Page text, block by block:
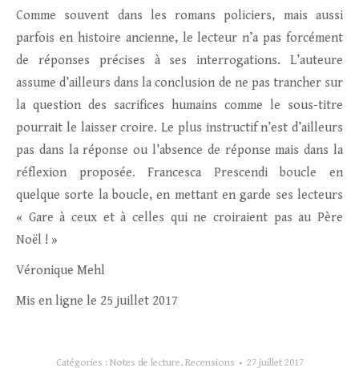
Comme souvent dans les romans policiers, mais aussi
parfois en histoire ancienne, le lecteur n’a pas forcément
de réponses précises à ses interrogations. L’auteure
assume d’ailleurs dans la conclusion de ne pas trancher sur
la question des sacrifices humains comme le sous-titre
pourrait le laisser croire. Le plus instructif n’est d’ailleurs
pas dans la réponse ou l’absence de réponse mais dans la
réflexion proposée. Francesca Prescendi boucle en
quelque sorte la boucle, en mettant en garde ses lecteurs
« Gare à ceux et à celles qui ne croiraient pas au Père
Noël ! »
Véronique Mehl
Mis en ligne le 25 juillet 2017
Catégories : Notes de lecture, Recensions 27 juillet 2017